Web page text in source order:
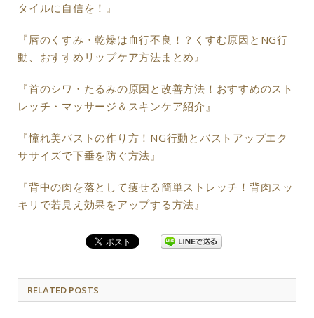
タイルに自信を！』
『唇のくすみ・乾燥は血行不良！？くすむ原因とNG行
動、おすすめリップケア方法まとめ』
『首のシワ・たるみの原因と改善方法！おすすめのスト
レッチ・マッサージ＆スキンケア紹介』
『憧れ美バストの作り方！NG行動とバストアップエク
ササイズで下垂を防ぐ方法』
『背中の肉を落として痩せる簡単ストレッチ！背肉スッ
キリで若見え効果をアップする方法』
RELATED POSTS